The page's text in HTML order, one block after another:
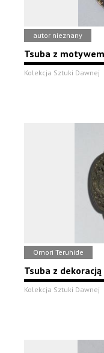
autor nieznany
Tsuba z
Kolekcja Sztuki Dawnej
Omori Teruhide
Tsuba z
Kolekcja Sztuki Dawnej